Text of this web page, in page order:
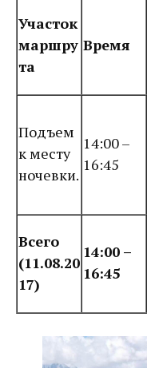
Участок
маршру
та
Время
Подъем
к месту
ночевки.
14:00 –
16:45
Всего
(11.08.20
17)
14:00 –
16:45